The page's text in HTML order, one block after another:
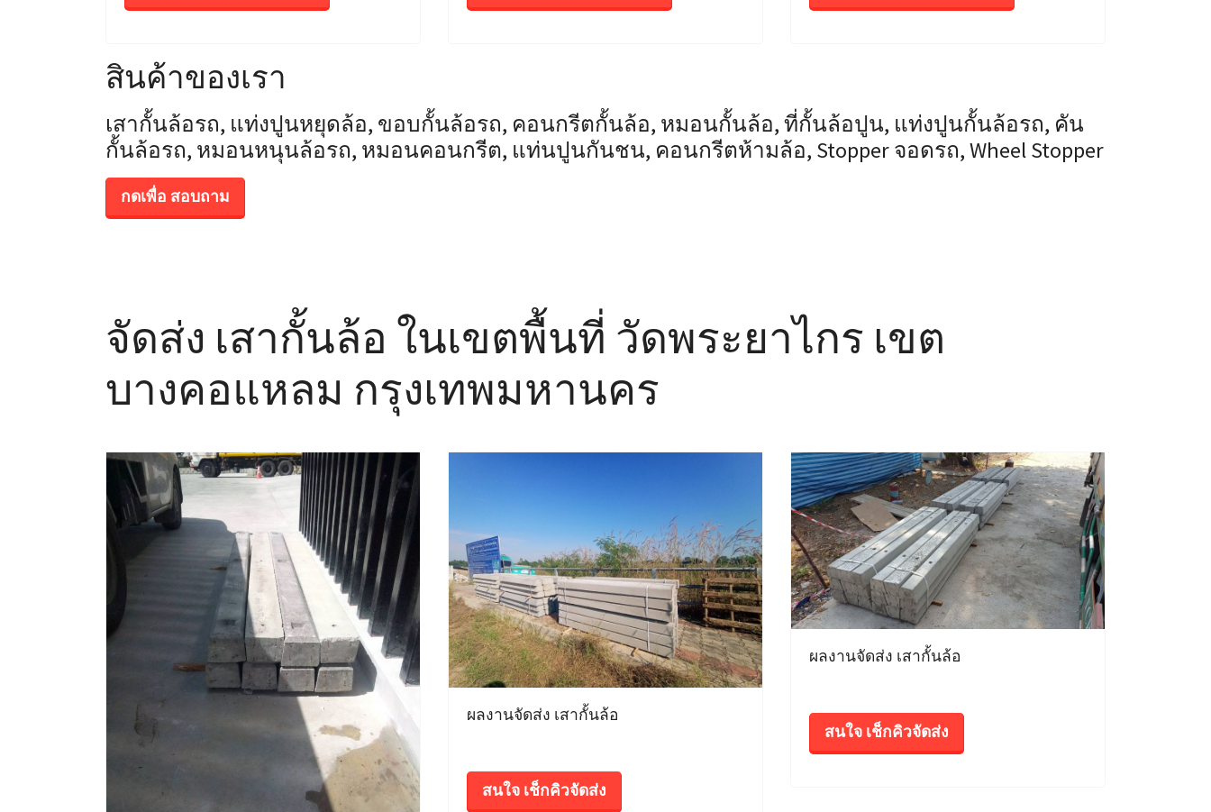
สินค้าของเรา
เสากั้นล้อรถ, แท่งปูนหยุดล้อ, ขอบกั้นล้อรถ, คอนกรีตกั้นล้อ, หมอนกั้นล้อ, ที่กั้นล้อปูน, แท่งปูนกั้นล้อรถ, คัน
กั้นล้อรถ, หมอนหนุนล้อรถ, หมอนคอนกรีต, แท่นปูนกันชน, คอนกรีตห้ามล้อ, Stopper จอดรถ, Wheel Stopper
กดเพื่อ สอบถาม
จัดส่ง เสากั้นล้อ ในเขตพื้นที่ วัดพระยาไกร เขต
บางคอแหลม กรุงเทพมหานคร
ผลงานจัดส่ง เสากั้นล้อ
สนใจ เช็กคิวจัดส่ง
ผลงานจัดส่ง เสากั้นล้อ
สนใจ เช็กคิวจัดส่ง